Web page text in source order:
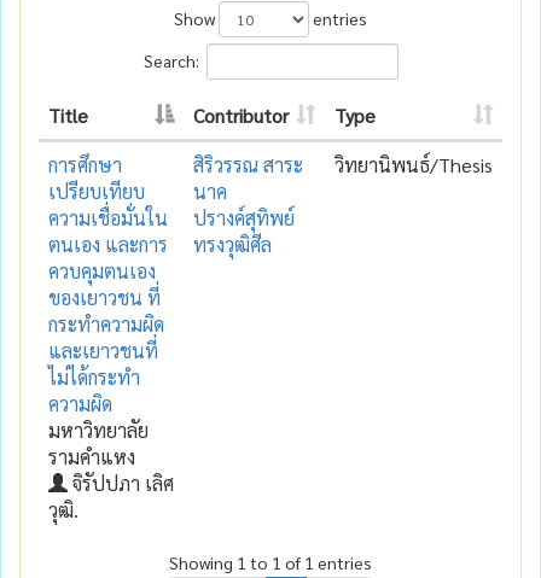
Show
entries
Search:
Title Contributor
Type
การศึกษา
เปรียบเทียบ
ความเชื่อมั่นใน
ตนเอง และการ
ควบคุมตนเอง
ของเยาวชน ที่
กระทำความผิด
และเยาวชนที่
ไม่ได้กระทำ
ความผิด
มหาวิทยาลัย
รามคำแหง
จิรัปปภา เลิศ
วุฒิ.
สิริวรรณ สาระ
นาค
ปรางค์สุทิพย์
ทรงวุฒิศีล
วิทยานิพนธ์/Thesis
Showing 1 to 1 of 1 entries